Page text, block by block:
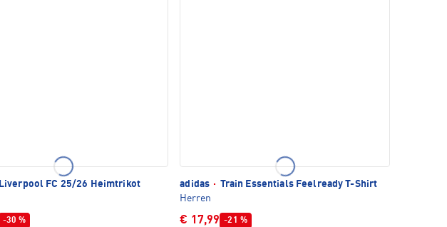
Liverpool FC 25/26 Heimtrikot
-30 %
adidas · Train Essentials Feelready T-Shirt
Herren
€ 17,99 -21 %